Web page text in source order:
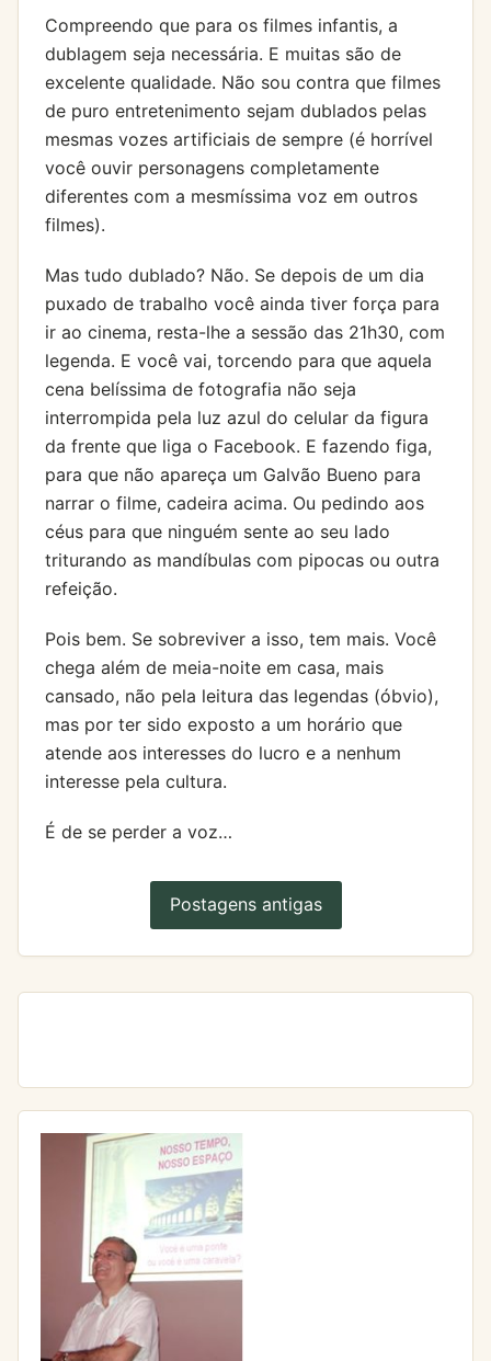
Compreendo que para os filmes infantis, a
dublagem seja necessária. E muitas são de
excelente qualidade. Não sou contra que filmes
de puro entretenimento sejam dublados pelas
mesmas vozes artificiais de sempre (é horrível
você ouvir personagens completamente
diferentes com a mesmíssima voz em outros
filmes).
Mas tudo dublado? Não. Se depois de um dia
puxado de trabalho você ainda tiver força para
ir ao cinema, resta-lhe a sessão das 21h30, com
legenda. E você vai, torcendo para que aquela
cena belíssima de fotografia não seja
interrompida pela luz azul do celular da figura
da frente que liga o Facebook. E fazendo figa,
para que não apareça um Galvão Bueno para
narrar o filme, cadeira acima. Ou pedindo aos
céus para que ninguém sente ao seu lado
triturando as mandíbulas com pipocas ou outra
refeição.
Pois bem. Se sobreviver a isso, tem mais. Você
chega além de meia-noite em casa, mais
cansado, não pela leitura das legendas (óbvio),
mas por ter sido exposto a um horário que
atende aos interesses do lucro e a nenhum
interesse pela cultura.
É de se perder a voz…
Postagens antigas